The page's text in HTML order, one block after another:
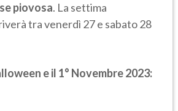
piovosa. La settima
tra venerdì 27 e sabato 28
e il 1° Novembre 2023: